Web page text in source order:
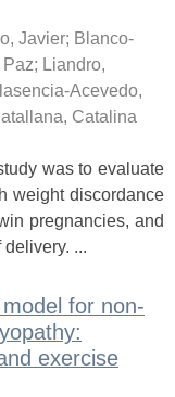
Javier; Blanco-
; Liandro,
Acevedo,
Catalina
was to evaluate
weight discordance
pregnancies, and
...
for non-
exercise